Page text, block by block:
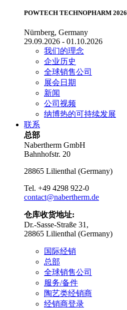
POWTECH TECHNOPHARM 2026
Nürnberg, Germany
29.09.2026 - 01.10.2026
我们的理念
企业历史
全球销售公司
展会日期
新闻
公司视频
纳博热的可持续发展
联系
总部
Nabertherm GmbH
Bahnhofstr. 20
28865 Lilienthal (Germany)
Tel. +49 4298 922-0
contact@nabertherm.de
仓库收货地址:
Dr.-Sasse-Straße 31,
28865 Lilienthal (Germany)
国际经销
总部
全球销售公司
服务/备件
陶艺类经销商
经销商登录